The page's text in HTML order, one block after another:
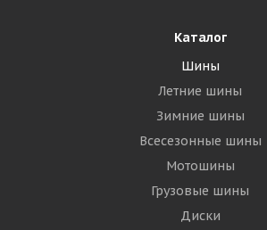
Каталог
Шины
Летние шины
Зимние шины
Всесезонные шины
Мотошины
Грузовые шины
Диски